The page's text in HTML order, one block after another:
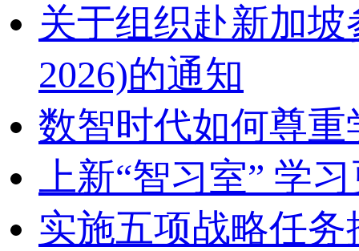
关于组织赴新加坡
2026)的通知
数智时代如何尊重
上新“智习室” 学
实施五项战略任